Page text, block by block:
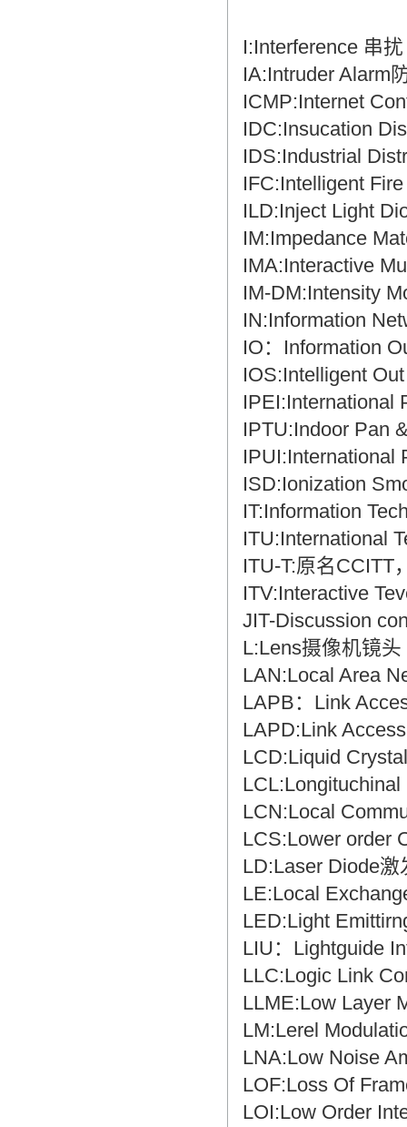
I:Interference 串扰
IA:Intruder Alarm
ICMP:Internet
IDC:Insucation
IDS:Industrial
IFC:Intelligent
ILD:Inject Light
IM:Impedance
IMA:Interactive
IM-DM:Intensity
IN:Information
IO：Information
IOS:Intelligent
IPEI:International
IPTU:Indoor Pan
IPUI:International
ISD:Ionization
IT:Information
ITU:International
ITU-T:原名CCITT
ITV:Interactive
JIT-Discussion
L:Lens摄像机
LAN:Local Area
LAPB：Link
LAPD:Link
LCD:Liquid
LCN:Local
LCS:Lower order
LD:Laser Diode激
LE:Local
LED:Light
LIU：Lightguide
LLC:Logic Link
LLME:Low Layer
LM:Lerel
LNA:Low Noise
LOF:Loss Of
LOI:Low Order